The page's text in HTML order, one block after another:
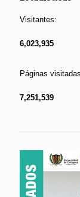
Visitantes:
6,023,935
Páginas
7,251,539